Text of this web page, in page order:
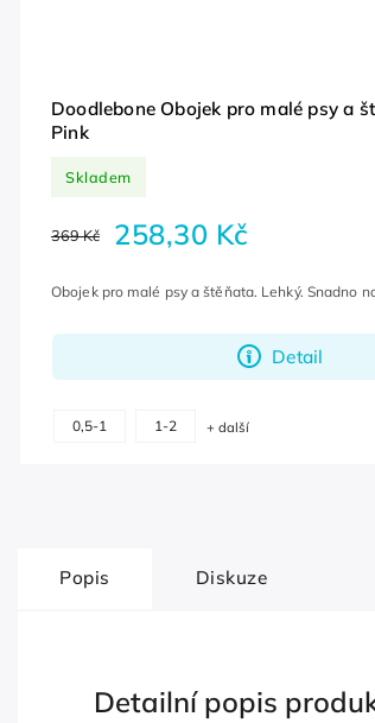
Doodlebone Obojek pro malé psy a
Pink
Skladem
369 Kč 258,30 Kč
Detail
Obojek pro malé psy a štěňata. Lehký. Snadno
0,5-1 1-2 + další
Popis Diskuze
Detailní popis